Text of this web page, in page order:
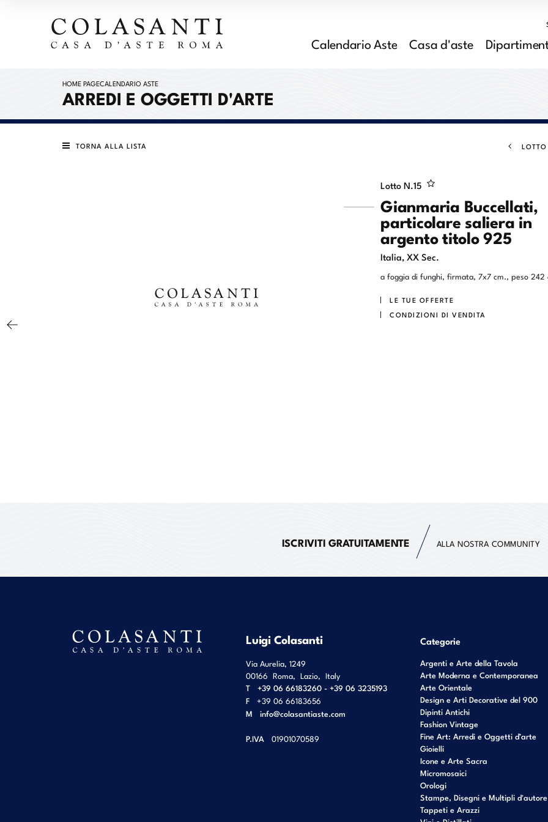
Calendario Aste Casa d'aste
HOME PAGECALENDARIO ASTE
ARREDI E OGGETTI D'ARTE
TORNA ALLA LISTA LOTTO
Lotto N.15
Gianmaria Buccellati,
particolare saliera in
argento titolo 925
Italia, XX Sec.
a foggia di funghi, firmata, 7x7 cm., peso 242
LE TUE OFFERTE
CONDIZIONI DI VENDITA
ISCRIVITI GRATUITAMENTE ALLA NOSTRA COMMUNITY
Luigi Colasanti
Via Aurelia, 1249
00166 Roma, Lazio, Italy
T
+39 06 66183260 - +39 06 3235193
F
+39 06 66183656
M info@colasantiaste.com
P.IVA 01901070589
Categorie
Argenti e Arte della Tavola
Arte Moderna e Contemporanea
Arte Orientale
Design e Arti Decorative del 900
Dipinti Antichi
Fashion Vintage
Fine Art: Arredi e Oggetti d’arte
Gioielli
Icone e Arte Sacra
Micromosaici
Orologi
Stampe, Disegni e Multipli d'autore
Tappeti e Arazzi